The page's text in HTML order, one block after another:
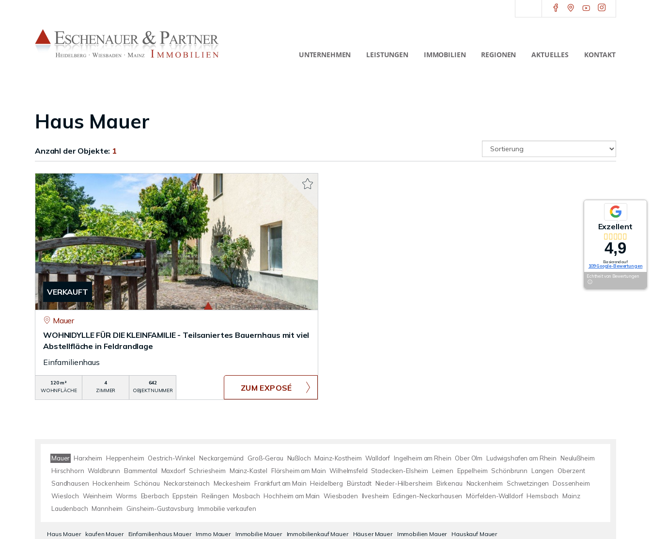
UNTERNEHMEN LEISTUNGEN IMMOBILIEN REGIONEN AKTUELLES KONTAKT
Haus Mauer
Anzahl der Objekte: 1
VERKAUFT
Mauer
WOHNIDYLLE FÜR DIE KLEINFAMILIE - Teilsaniertes Bauernhaus mit viel
Abstellfläche in Feldrandlage
Einfamilienhaus
120 m²
WOHNFLÄCHE
4
ZIMMER
642
OBJEKTNUMMER
ZUM EXPOSÉ
Mauer Harxheim Heppenheim Oestrich-Winkel Neckargemünd Groß-Gerau Nußloch Mainz-Kostheim Walldorf Ingelheim am Rhein Ober Olm Ludwigshafen am Rhein
Neulußheim
Hirschhorn Waldbrunn Bammental Maxdorf Schriesheim Mainz-Kastel Flörsheim am Main Wilhelmsfeld Stadecken-Elsheim Leimen Eppelheim Schönbrunn Langen
Oberzent
Sandhausen Hockenheim Schönau Neckarsteinach Meckesheim Frankfurt am Main Heidelberg Bürstadt Nieder-Hilbersheim Birkenau Nackenheim Schwetzingen
Dossenheim
Wiesloch Weinheim Worms Eberbach Eppstein Reilingen Mosbach Hochheim am Main Wiesbaden Ilvesheim Edingen-Neckarhausen Mörfelden-Walldorf Hemsbach
Mainz
Laudenbach Mannheim Ginsheim-Gustavsburg Immobilie verkaufen
Haus Mauer kaufen Mauer Einfamilienhaus Mauer Immo Mauer Immobilie Mauer Immobilienkauf Mauer Häuser Mauer Immobilien Mauer Hauskauf Mauer
Exzellent
4,9
Basierend auf
109 Google-Bewertungen
Echtheit von Bewertungen